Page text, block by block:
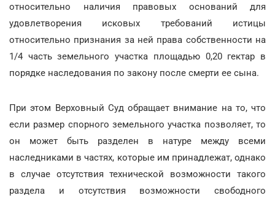
относительно наличия правовых оснований для
удовлетворения исковых требований истицы
относительно признания за ней права собственности на
1/4 часть земельного участка площадью 0,20 гектар в
порядке наследования по закону после смерти ее сына.
При этом Верховный Суд обращает внимание на то, что
если размер спорного земельного участка позволяет, то
он может быть разделен в натуре между всеми
наследниками в частях, которые им принадлежат, однако
в случае отсутствия технической возможности такого
раздела и отсутствия возможности свободного